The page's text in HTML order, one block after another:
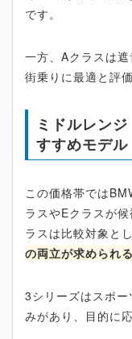
です。
一方、Aクラスは遮
街乗りに最適と評
ミドルレン
すすめモデル
この価格帯では
ラスやEクラスが
ラスは比較対象と
の両立が求められ
3シリーズはスポ
みがあり、目的に